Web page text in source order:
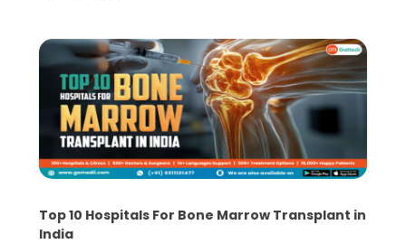
Top 10 Hospitals For Bone Marrow Transplant in
India